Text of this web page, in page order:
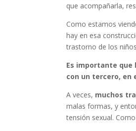
que acompañarla,
Como estamos
hay en esa
trastorno de los
Es importante
con un tercero, en
A veces, muchos
malas formas, y
tensión sexual.